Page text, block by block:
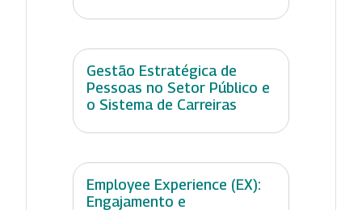
Gestão Estratégica de
Pessoas no Setor Público e
o Sistema de Carreiras
Employee Experience (EX):
Engajamento e